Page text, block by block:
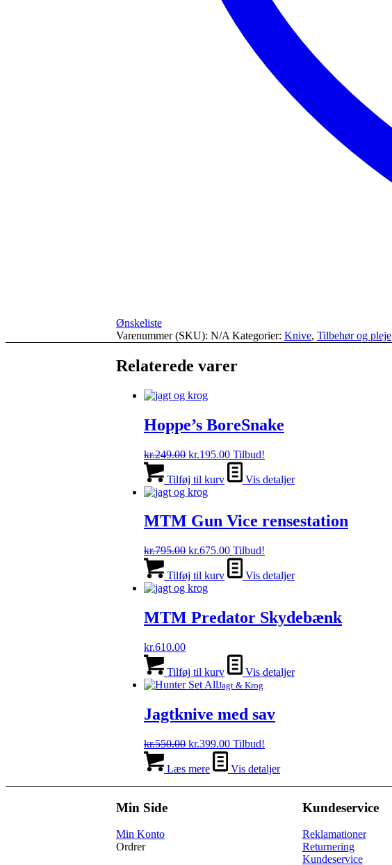
Ønskeliste
Varenummer (SKU): N/A Kategorier: Knive, Tilbehør og pleje
Relaterede varer
Hoppe’s BoreSnake
kr.249.00 Den
oprindelige
pris
var:
kr.195.00Den
aktuelle
pris
Tilbud!
Tilføj til kurv Vis detaljer
MTM Gun Vice rensestation
kr.795.00 Den
oprindelige
pris
var:
kr.675.00Den
aktuelle
pris
Tilbud!
Tilføj til kurv Vis detaljer
MTM Predator Skydebænk
kr.610.00
Tilføj til kurv Vis detaljer
Jagt & Krog
Jagtknive med sav
kr.550.00 Den
oprindelige
pris
kr.399.00Den
pris
Tilbud!
Læs mere Vis detaljer
Min Side
Min Konto
Ordrer
Kundeservice
Reklamationer
Returnering
Kundeservice